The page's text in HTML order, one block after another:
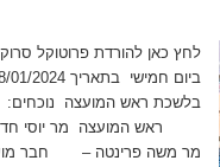
לחץ כאן להורדת פרוטוקל
בלשכת ראש המועצה
ראש המועצה מר יוסי
מר משה פרינטה – חבר